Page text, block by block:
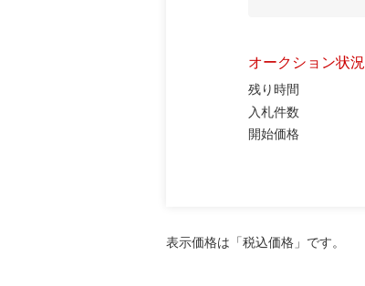
オークション状況
残り時間
入札件数
開始価格
表示価格は「税込価格」です。